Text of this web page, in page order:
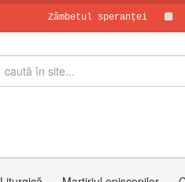
Zâmbetul speranței 50